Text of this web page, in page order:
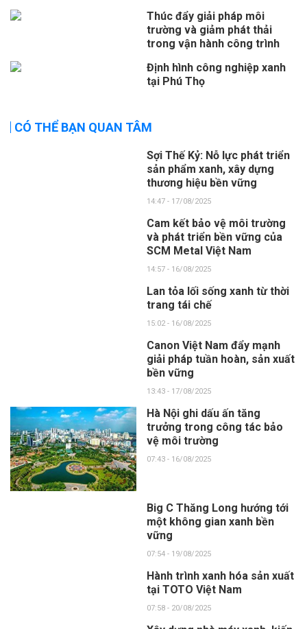
Thúc đẩy giải pháp môi
trường và giảm phát thải
trong vận hành công trình
Định hình công nghiệp xanh
tại Phú Thọ
CÓ THỂ BẠN QUAN TÂM
Sợi Thế Kỷ: Nỗ lực phát triển
sản phẩm xanh, xây dựng
thương hiệu bền vững
14:47 - 17/08/2025
Cam kết bảo vệ môi trường
và phát triển bền vững của
SCM Metal Việt Nam
14:57 - 16/08/2025
Lan tỏa lối sống xanh từ thời
trang tái chế
15:02 - 16/08/2025
Canon Việt Nam đẩy mạnh
giải pháp tuần hoàn, sản xuất
bền vững
13:43 - 17/08/2025
Hà Nội ghi dấu ấn tăng
trưởng trong công tác bảo
vệ môi trường
07:43 - 16/08/2025
Big C Thăng Long hướng tới
một không gian xanh bền
vững
07:54 - 19/08/2025
Hành trình xanh hóa sản xuất
tại TOTO Việt Nam
07:58 - 20/08/2025